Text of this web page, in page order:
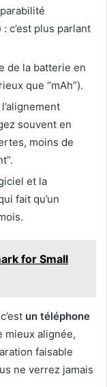
c’est plus parlant
de la batterie en
que “mAh”).
souvent en
moins de
et la
fait qu’un
for Small
un téléphone
mieux alignée,
faisable
ne verrez jamais